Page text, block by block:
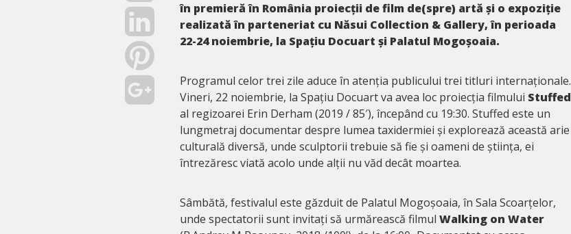
în premieră în România proiecții de film de(spre) artă și o expoziție
realizată în parteneriat cu Năsui Collection & Gallery, în perioada
22-24 noiembrie, la Spațiu Docuart și Palatul Mogoșoaia.
Programul celor trei zile aduce în atenția publicului trei titluri internaționale.
Vineri, 22 noiembrie, la Spațiu Docuart va avea loc proiecția filmului Stuffed
al regizoarei Erin Derham (2019 / 85′), începând cu 19:30. Stuffed este un
lungmetraj documentar despre lumea taxidermiei și explorează această arie
culturală diversă, unde sculptorii trebuie să fie și oameni de știința, ei
întrezăresc viată acolo unde alții nu văd decât moartea.
Sâmbătă, festivalul este găzduit de Palatul Mogoșoaia, în Sala Scoarțelor,
unde spectatorii sunt invitați să urmărească filmul Walking on Water